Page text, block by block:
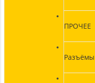
ПРОЧЕЕ